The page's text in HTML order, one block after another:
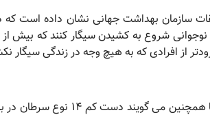
از افرادی که به هیچ وجه در زندگی سیگار